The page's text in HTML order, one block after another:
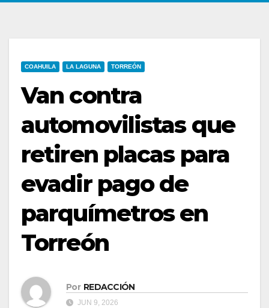
COAHUILA LA LAGUNA TORREÓN
Van contra
automovilistas que
retiren placas para
evadir pago de
parquímetros en
Torreón
Por REDACCIÓN
JUN 9, 2026